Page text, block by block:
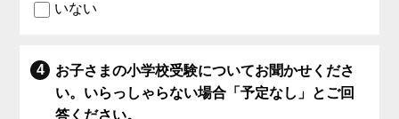
いない
お子さまの小学校受験についてお聞かせくださ
い。いらっしゃらない場合「予定なし」とご回
答ください。